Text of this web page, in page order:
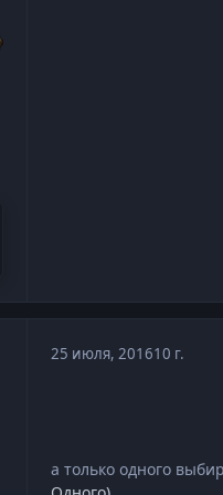
25 июля, 201610 г.
а только одного